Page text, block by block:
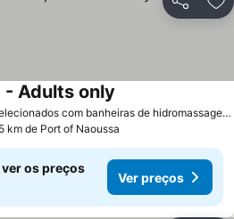
Partilhar
Quartos selecionados com banheiras de hidromassagem privativas
- Adults only
km de Port of Naoussa
os preços
Ver preços